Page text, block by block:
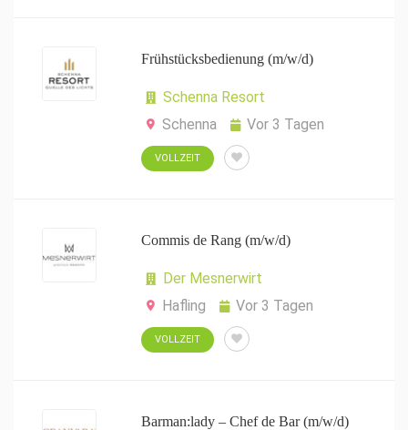
Frühstücksbedienung (m/w/d)
Schenna Resort
Schenna
Vor 3 Tagen
VOLLZEIT
Commis de Rang (m/w/d)
Der Mesnerwirt
Hafling
Vor 3 Tagen
VOLLZEIT
Barman:lady – Chef de Bar (m/w/d)